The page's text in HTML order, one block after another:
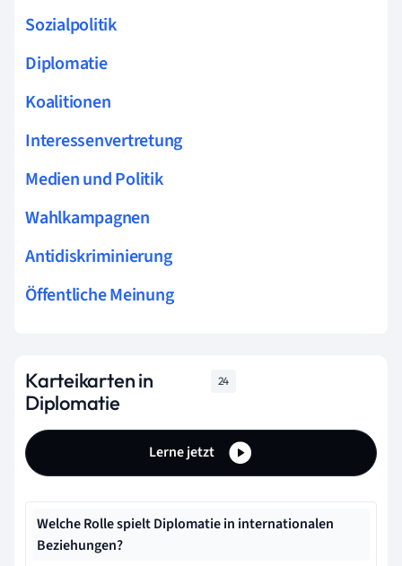
Sozialpolitik
Diplomatie
Koalitionen
Interessenvertretung
Medien und Politik
Wahlkampagnen
Antidiskriminierung
Öffentliche Meinung
Karteikarten in
Diplomatie
24
Lerne jetzt
Welche Rolle spielt Diplomatie in internationalen
Beziehungen?